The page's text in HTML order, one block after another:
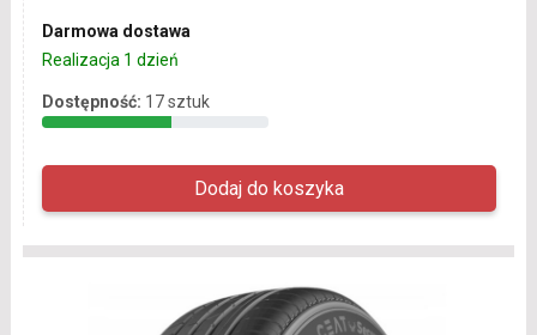
Darmowa dostawa
Realizacja 1 dzień
Dostępność: 17 sztuk